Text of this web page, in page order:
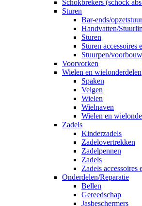
Schokbrekers (schock
Sturen
Bar-ends/opzetstuur
Handvatten/
Sturen
Sturen accessoires
Stuurpen/voorbouw
Voorvorken
Wielen en wielonderdelen
Spaken
Velgen
Wielen
Wielnaven
Wielen en
Zadels
Kinderzadels
Zadelovertrekken
Zadelpennen
Zadels
Zadels accessoires
Onderdelen/Reparatie
Bellen
Gereedschap
Jasbeschermers